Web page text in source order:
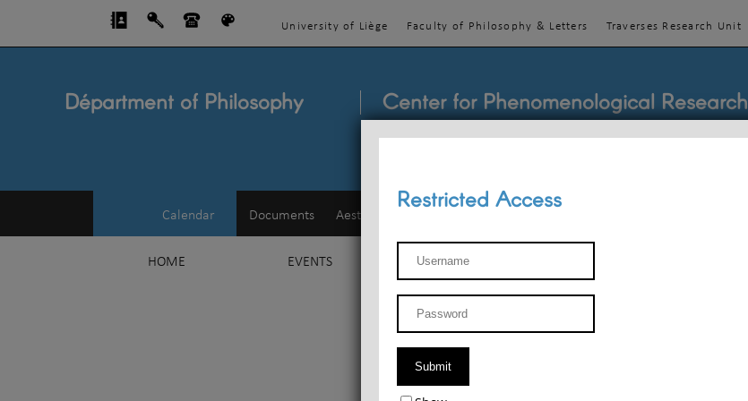
University of Liège Faculty of Philosophy & Letters Traverses Research Unit
Départment of Philosophy Center for Phenomenological Research
Calendar Documents Aesthetics
HOME EVENTS TEACHINGS
Restricted Access